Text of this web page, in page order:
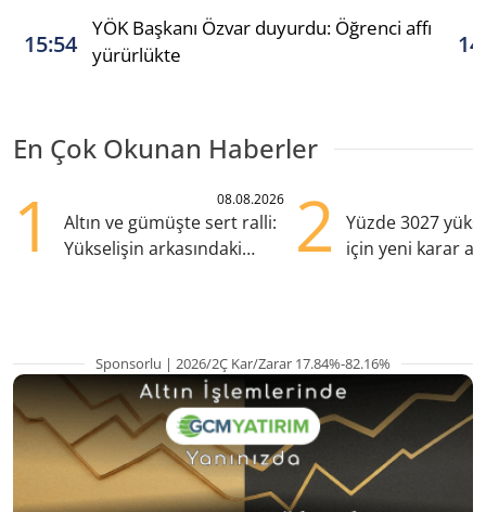
15:54
YÖK Başkanı Özvar duyurdu: Öğrenci affı
yürürlükte
En Çok Okunan Haberler
1 08.08.2026
Altın ve gümüşte sert ralli:
Yükselişin arkasındaki
2
Yüzde 3027
için yeni karar
Sponsorlu | 2026/2Ç Kar/Zarar 17.84%-82.16%